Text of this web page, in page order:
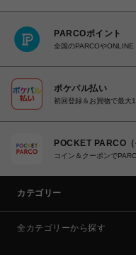
PARCOポイント
全国のPARCOや
ポケパル払い
初回登録＆お買物で最大
POCKET PARCO（
コイン＆クーポンで
カテゴリー
全カテゴリーから探す